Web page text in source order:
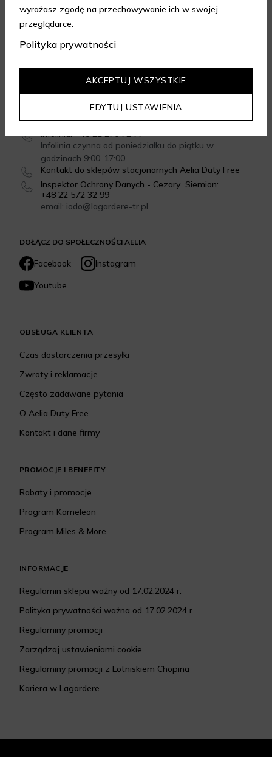
DOŁĄCZ DO SPOŁECZNOŚCI AELIA
Facebook
Instagram
Youtube
Formularz kontaktowy
email: sklep@aelia.pl
Infolinia: +48 22 270 72 77
Infolinia czynna od poniedziałku do piątku w
godzinach 9:00-17:00
Kontakt do sklepów stacjonarnych Aelia Duty Free
Inspektor Ochrony Danych - Cezary Siemion:
+48 22 572 32 99
email: iodo@lagardere-tr.pl
OBSŁUGA KLIENTA
Czas dostarczenia przesyłki
Zwroty i reklamacje
Często zadawane pytania
O Aelia Duty Free
Kontakt i dane firmy
PROMOCJE I BENEFITY
Rabaty i promocje
Program Kameleon
Program Miles & More
INFORMACJE
Regulamin sklepu ważny od 17.02.2024 r.
Polityka prywatności ważna od 17.02.2024 r.
Regulaminy promocji
Zarządzaj ustawieniami cookie
Regulaminy promocji z Lotniskiem Chopina
Kariera w Lagardere
4.95 5.00
Dowiedz się więcej
wyrażasz zgodę na przechowywanie ich w swojej
przeglądarce.
Polityka prywatności
EDYTUJ USTAWIENIA
AKCEPTUJ WSZYSTKIE